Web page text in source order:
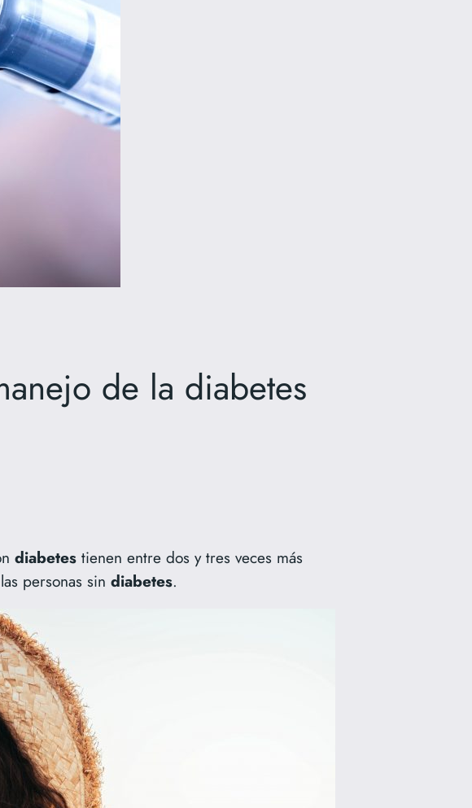
de la diabetes
diabetes tienen entre dos y tres veces más
personas sin diabetes.